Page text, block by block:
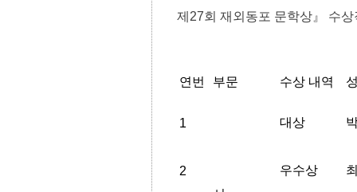
제27회 재외동포 문학상』 수상
연번 부문 수상 내역
1 대상
2 우수상